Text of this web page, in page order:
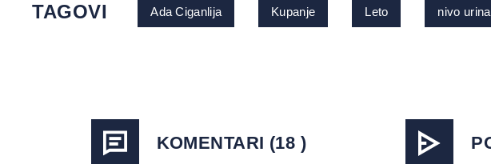
TAGOVI Ada Ciganlija Kupanje Leto nivo urina
KOMENTARI (18 )